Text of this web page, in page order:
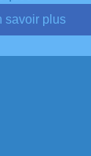
savoir plus